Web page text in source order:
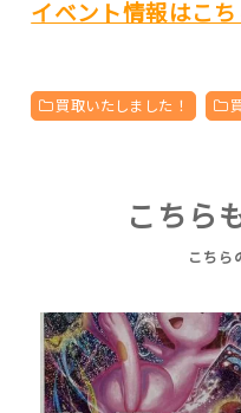
イベント情報はこち
買取いたしました！
こちら